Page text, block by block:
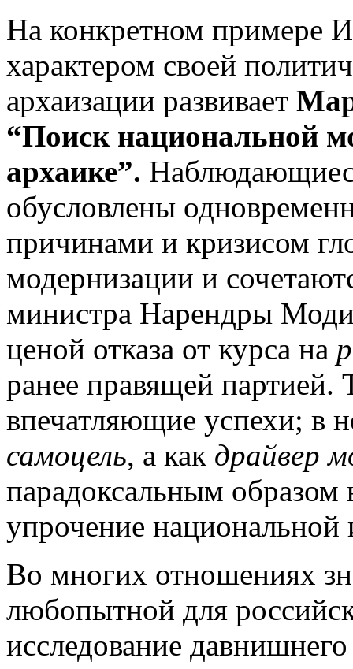
На конкретном примере
характером своей
архаизации развивает
“Поиск национальной
архаике”.
обусловлены
причинами и кризисом
модернизации и
министра Нарендры
ценой отказа от курса на
ранее правящей партией.
впечатляющие успехи; в
самоцель, а как драйвер
парадоксальным образом
упрочение национальной
Во многих отношениях
любопытной для
исследование